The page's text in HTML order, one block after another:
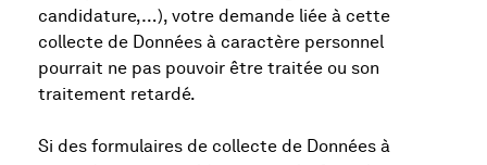
candidature,…), votre demande liée à cette
collecte de Données à caractère personnel
pourrait ne pas pouvoir être traitée ou son
traitement retardé.
Si des formulaires de collecte de Données à